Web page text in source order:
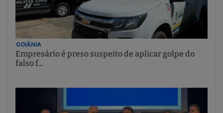
GOIÂNIA
Empresário é preso suspeito de aplicar golpe do
falso f...